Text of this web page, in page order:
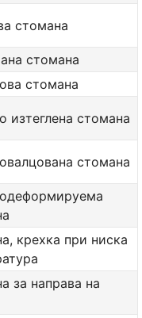
стомана
стомана
стомана
изтеглена стомана
стомана
крехка при ниска
за направа на